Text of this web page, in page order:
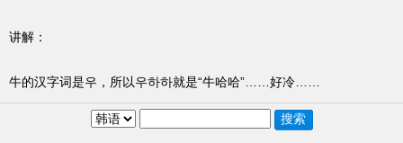
讲解：
牛的汉字词是우，所以우하하就是“牛哈哈”……好冷……